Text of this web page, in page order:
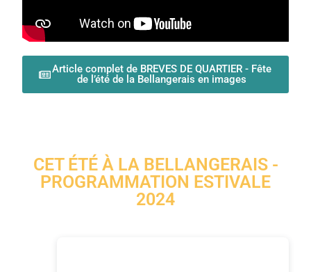
Article complet de BREVES DE QUARTIER - Fête
de l’été de la Bellangerais en images
CET ÉTÉ À LA BELLANGERAIS -
PROGRAMMATION ESTIVALE
2024